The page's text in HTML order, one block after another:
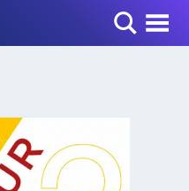
Toggle Menu